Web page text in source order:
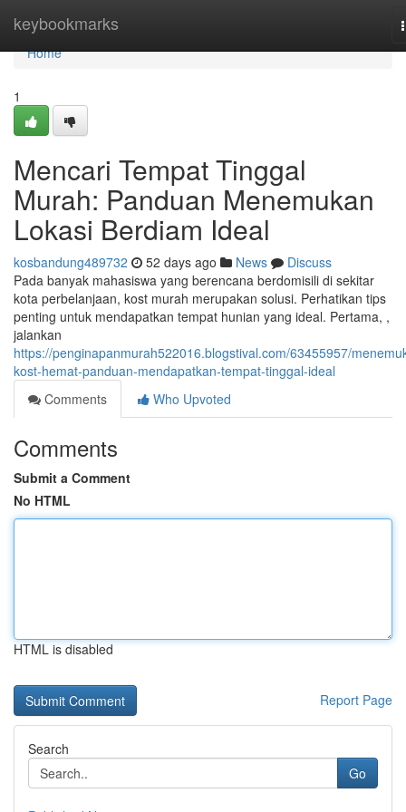
keybookmarks
Home
Home
1
Mencari Tempat Tinggal
Murah: Panduan Menemukan
Lokasi Berdiam Ideal
kosbandung489732 52 days ago News
Discuss
Pada banyak mahasiswa yang berencana berdomisili di sekitar
kota perbelanjaan, kost murah merupakan solusi. Perhatikan tips
penting untuk mendapatkan tempat hunian yang ideal. Pertama, ,
jalankan
https://penginapanmurah522016.blogstival.com/63455957/
kost-hemat-panduan-mendapatkan-tempat-tinggal-ideal
Comments
Who Upvoted
Comments
Submit a Comment
No HTML
HTML is disabled
Report Page
Search
Go